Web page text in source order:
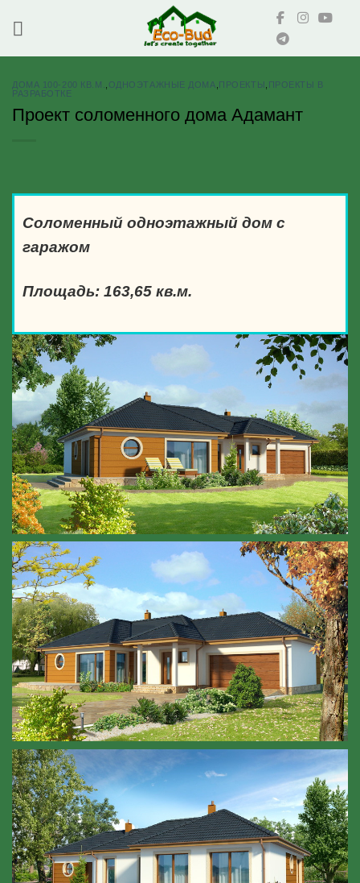
ДОМА 100-200 КВ.М. ОДНОЭТАЖНЫЕ ДОМА ПРОЕКТЫ ПРОЕКТЫ В
РАЗРАБОТКЕ
Проект соломенного дома Адамант
Соломенный одноэтажный дом с
гаражом
Площадь: 163,65 кв.м.